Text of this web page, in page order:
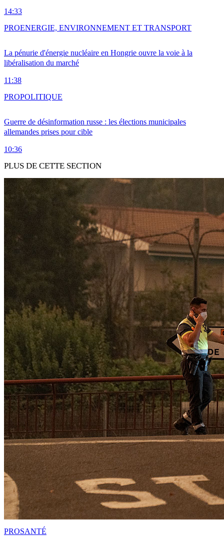
14:33
La pénurie d'énergie nucléaire en Hongrie ouvre la voie à la
libéralisation du marché
11:38
PROENERGIE, ENVIRONNEMENT ET TRANSPORT
Guerre de désinformation russe : les élections municipales
allemandes prises pour cible
10:36
PROPOLITIQUE
PLUS DE CETTE SECTION
PROSANTÉ